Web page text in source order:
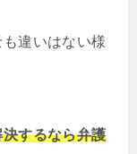
違いはない様
するなら弁護